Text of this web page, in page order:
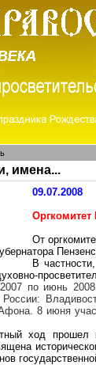
имена...
09.07.2008
От
В
по июнь
8 июня
ход прошел